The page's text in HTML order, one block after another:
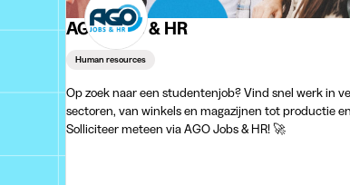
AGO Jobs & HR
Human resources
Op zoek naar een studentenjob? Vind snel werk in
sectoren, van winkels en magazijnen tot productie
Solliciteer meteen via AGO Jobs & HR! 🚀